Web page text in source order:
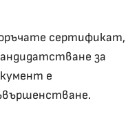
сертификат,
за
е